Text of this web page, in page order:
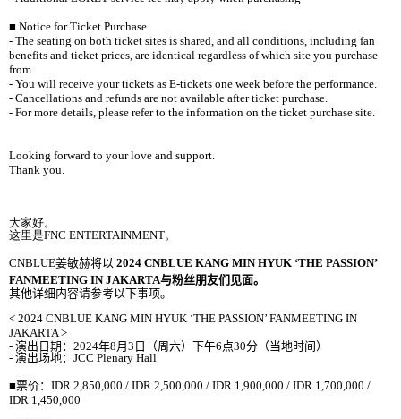
■ Notice for Ticket Purchase
- The seating on both ticket sites is shared, and all conditions, including fan
benefits and ticket prices, are identical regardless of which site you purchase
from.
- You will receive your tickets as E-tickets one week before the performance.
- Cancellations and refunds are not available after ticket purchase.
- For more details, please refer to the information on the ticket purchase site.
Looking forward to your love and support.
Thank you.
大家好。
这里是FNC ENTERTAINMENT。
CNBLUE姜敏赫将以 2024 CNBLUE KANG MIN HYUK ‘THE PASSION’
FANMEETING IN JAKARTA与粉丝朋友们见面。
其他详细内容请参考以下事项。
< 2024 CNBLUE KANG MIN HYUK ‘THE PASSION’ FANMEETING IN
JAKARTA >
- 演出日期： 2024年8 月3 日（周六）下午6 点30分（当地时间）
- 演出场地： JCC Plenary Hall
■票价： IDR 2,850,000 / IDR 2,500,000 / IDR 1,900,000 / IDR 1,700,000 /
IDR 1,450,000